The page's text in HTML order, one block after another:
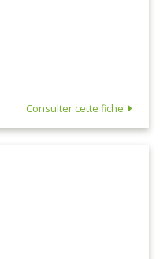
Consulter cette fiche